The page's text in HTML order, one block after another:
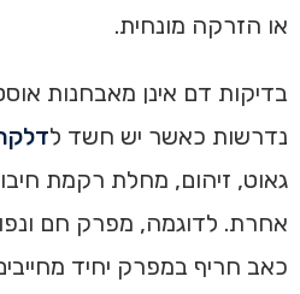
או הזרקה מונחית.
בדיקות דם אינן מאבחנות
נדרשות כאשר יש חשד ל
גאוט, זיהום, מחלת רקמת
אחרת. לדוגמה, מפרק חם
כאב חריף במפרק יחיד